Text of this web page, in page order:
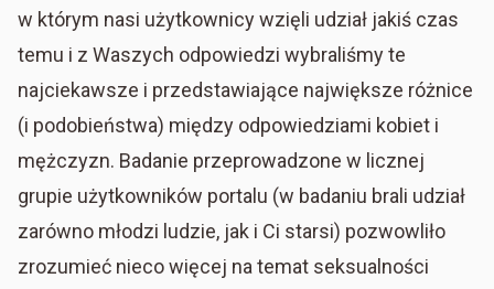
w którym nasi użytkownicy wzięli udział jakiś czas
temu i z Waszych odpowiedzi wybraliśmy te
najciekawsze i przedstawiające największe różnice
(i podobieństwa) między odpowiedziami kobiet i
mężczyzn. Badanie przeprowadzone w licznej
grupie użytkowników portalu (w badaniu brali udział
zarówno młodzi ludzie, jak i Ci starsi) pozwowliło
zrozumieć nieco więcej na temat seksualności